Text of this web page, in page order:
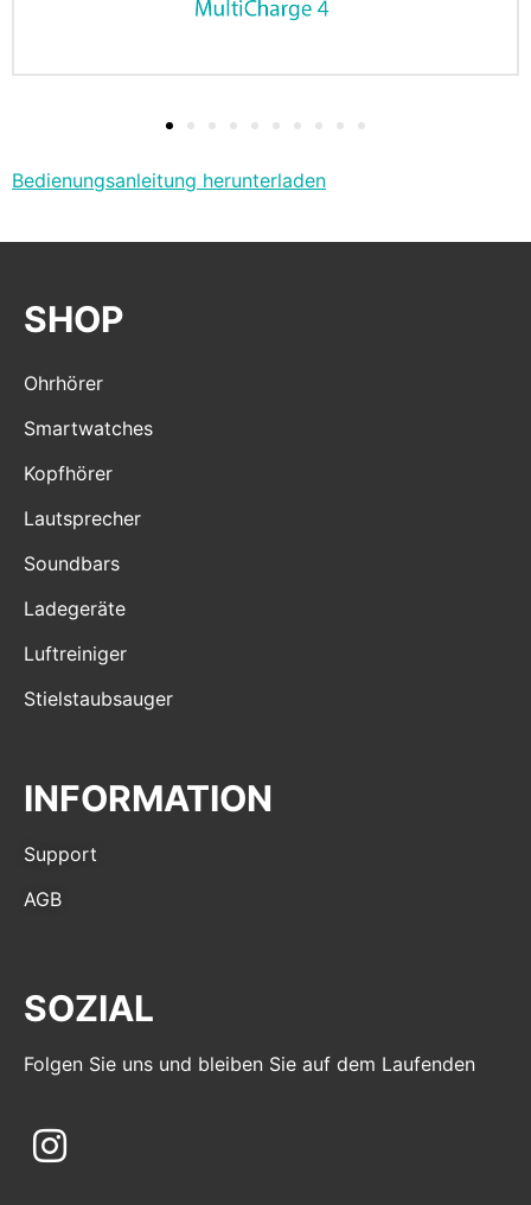
Bedienungsanleitung herunterladen
SHOP
Ohrhörer
Smartwatches
Kopfhörer
Lautsprecher
Soundbars
Ladegeräte
Luftreiniger
Stielstaubsauger
INFORMATION
Support
AGB
SOZIAL
Folgen Sie uns und bleiben Sie auf dem Laufenden